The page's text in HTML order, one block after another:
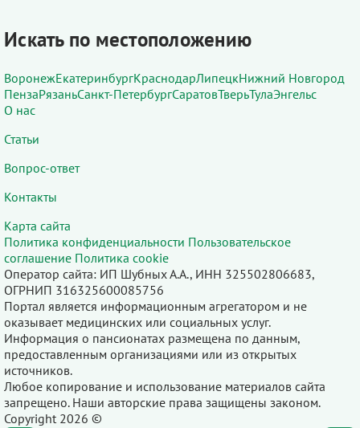
Искать по местоположению
ВоронежЕкатеринбургКраснодарЛипецкНижний Новгород
ПензаРязаньСанкт-ПетербургСаратовТверьТулаЭнгельс
О нас
Статьи
Вопрос-ответ
Контакты
Карта сайта
Политика конфиденциальности Пользовательское
соглашение Политика cookie
Оператор сайта: ИП Шубных А.А., ИНН 325502806683,
ОГРНИП 316325600085756
Портал является информационным агрегатором и не
оказывает медицинских или социальных услуг.
Информация о пансионатах размещена по данным,
предоставленным организациями или из открытых
источников.
Любое копирование и использование материалов сайта
запрещено. Наши авторские права защищены законом.
Copyright 2026 ©